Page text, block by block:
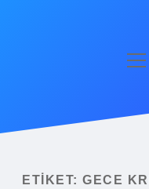
Yasal Uyarı
ETIKET: GECE